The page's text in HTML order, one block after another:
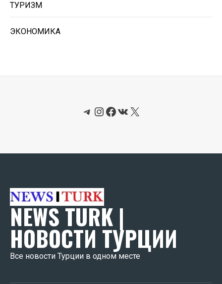
ТУРИЗМ
ЭКОНОМИКА
Telegram
Instagram
Facebook
ВКонтакте
X
NEWS TURK |
НОВОСТИ ТУРЦИИ
Все новости Турции в одном месте